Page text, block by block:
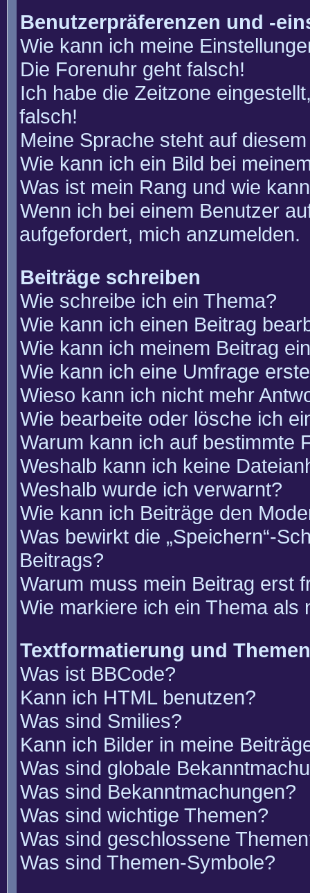
Benutzerpräferenzen und -
Wie kann ich meine
Die Forenuhr geht falsch!
Ich habe die Zeitzone
falsch!
Meine Sprache steht auf
Wie kann ich ein Bild bei
Was ist mein Rang und wie
Wenn ich bei einem Benutzer
aufgefordert, mich anzumelden.
Beiträge schreiben
Wie schreibe ich ein Thema?
Wie kann ich einen Beitrag
Wie kann ich meinem Beitrag
Wie kann ich eine Umfrage
Wieso kann ich nicht mehr
Wie bearbeite oder lösche ich
Warum kann ich auf bestimmte
Weshalb kann ich keine
Weshalb wurde ich verwarnt?
Wie kann ich Beiträge den
Was bewirkt die „Speichern“-
Beitrags?
Warum muss mein Beitrag erst
Wie markiere ich ein Thema als
Textformatierung und
Was ist BBCode?
Kann ich HTML benutzen?
Was sind Smilies?
Kann ich Bilder in meine
Was sind globale
Was sind Bekanntmachungen?
Was sind wichtige Themen?
Was sind geschlossene
Was sind Themen-Symbole?